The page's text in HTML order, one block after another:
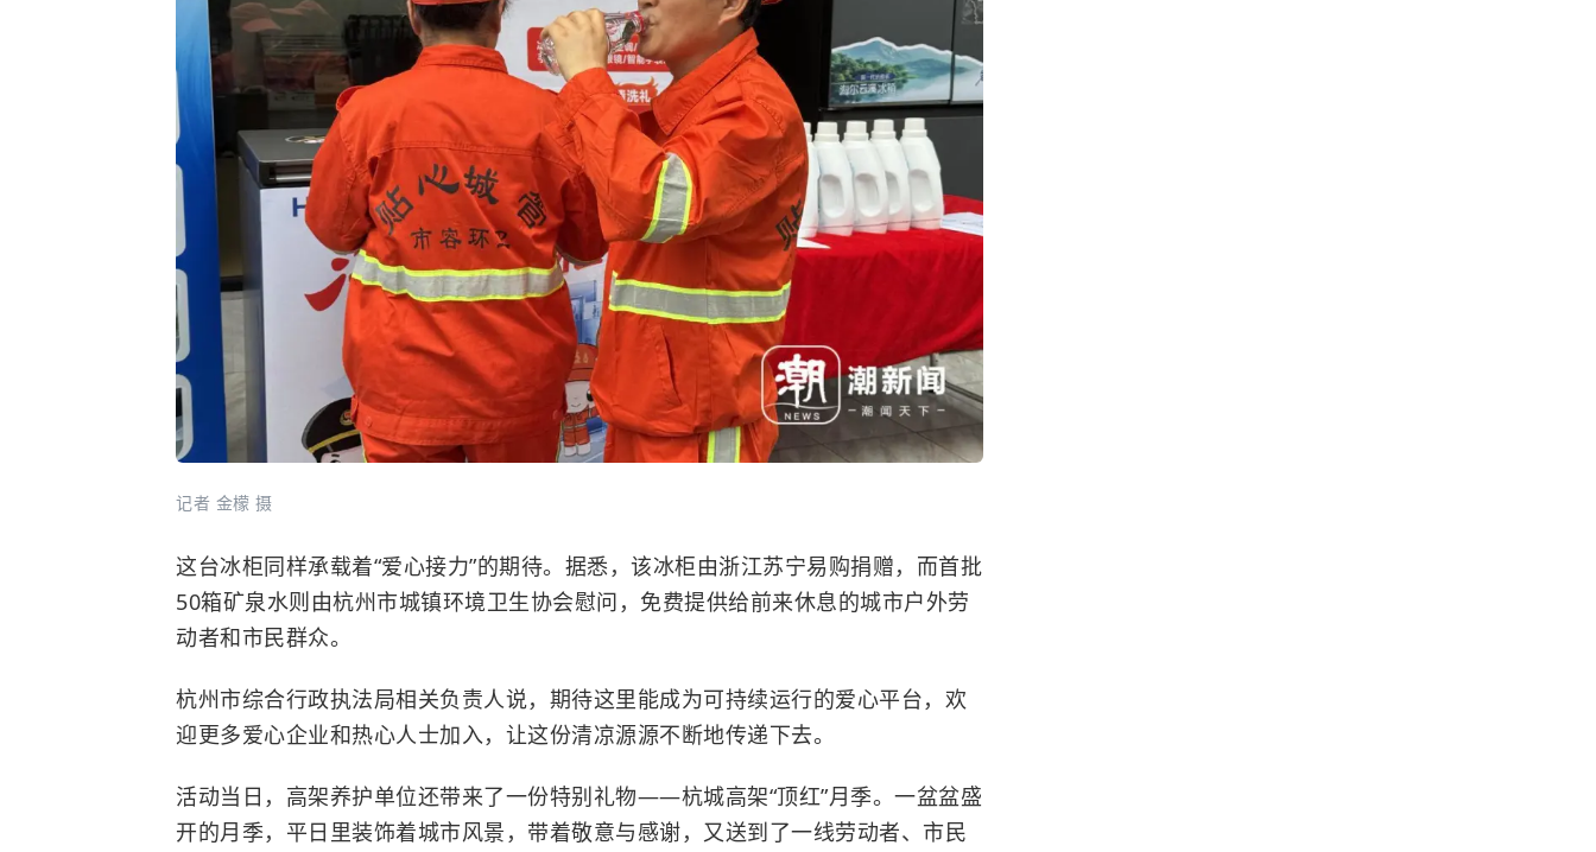
记者 金檬 摄
这台冰柜同样承载着“爱心接力”的期待。据悉，该冰柜由浙江苏宁易购捐赠，而首批
50箱矿泉水则由杭州市城镇环境卫生协会慰问，免费提供给前来休息的城市户外劳
动者和市民群众。
杭州市综合行政执法局相关负责人说，期待这里能成为可持续运行的爱心平台，欢
迎更多爱心企业和热心人士加入，让这份清凉源源不断地传递下去。
活动当日，高架养护单位还带来了一份特别礼物——杭城高架“顶红”月季。一盆盆盛
开的月季，平日里装饰着城市风景，带着敬意与感谢，又送到了一线劳动者、市民